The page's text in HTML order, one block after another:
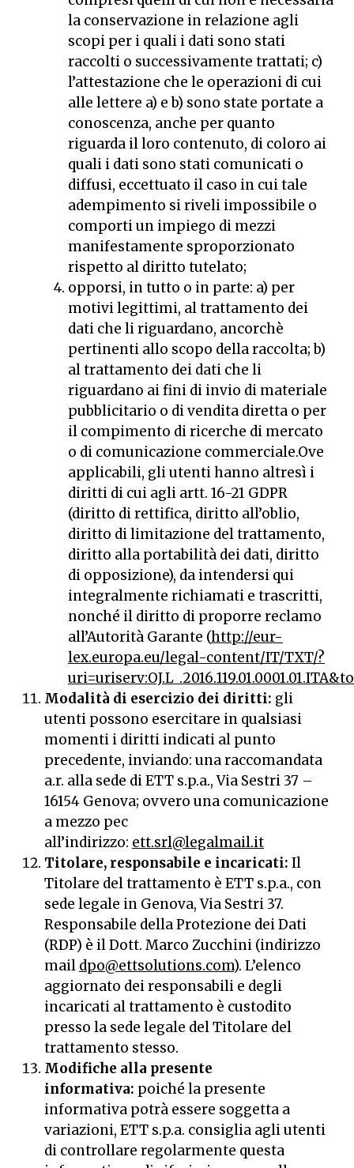
la conservazione in relazione agli
scopi per i quali i dati sono stati
raccolti o successivamente trattati; c)
l’attestazione che le operazioni di cui
alle lettere a) e b) sono state portate a
conoscenza, anche per quanto
riguarda il loro contenuto, di coloro ai
quali i dati sono stati comunicati o
diffusi, eccettuato il caso in cui tale
adempimento si riveli impossibile o
comporti un impiego di mezzi
manifestamente sproporzionato
rispetto al diritto tutelato;
opporsi, in tutto o in parte: a) per
motivi legittimi, al trattamento dei
dati che li riguardano, ancorchè
pertinenti allo scopo della raccolta; b)
al trattamento dei dati che li
riguardano ai fini di invio di materiale
pubblicitario o di vendita diretta o per
il compimento di ricerche di mercato
o di comunicazione commerciale.Ove
applicabili, gli utenti hanno altresì i
diritti di cui agli artt. 16-21 GDPR
(diritto di rettifica, diritto all’oblio,
diritto di limitazione del trattamento,
diritto alla portabilità dei dati, diritto
di opposizione), da intendersi qui
integralmente richiamati e trascritti,
nonché il diritto di proporre reclamo
all’Autorità Garante (http://eur-
lex.europa.eu/legal-content/IT/TXT/?
Modalità di esercizio dei diritti: gli
utenti possono esercitare in qualsiasi
momenti i diritti indicati al punto
precedente, inviando: una raccomandata
a.r. alla sede di ETT s.p.a., Via Sestri 37 –
16154 Genova; ovvero una comunicazione
a mezzo pec
all’indirizzo: ett.srl@legalmail.it
Titolare, responsabile e incaricati: Il
Titolare del trattamento è ETT s.p.a., con
sede legale in Genova, Via Sestri 37.
Responsabile della Protezione dei Dati
(RDP) è il Dott. Marco Zucchini (indirizzo
mail dpo@ettsolutions.com). L’elenco
aggiornato dei responsabili e degli
incaricati al trattamento è custodito
presso la sede legale del Titolare del
trattamento stesso.
Modifiche alla presente
informativa: poiché la presente
informativa potrà essere soggetta a
variazioni, ETT s.p.a. consiglia agli utenti
di controllare regolarmente questa